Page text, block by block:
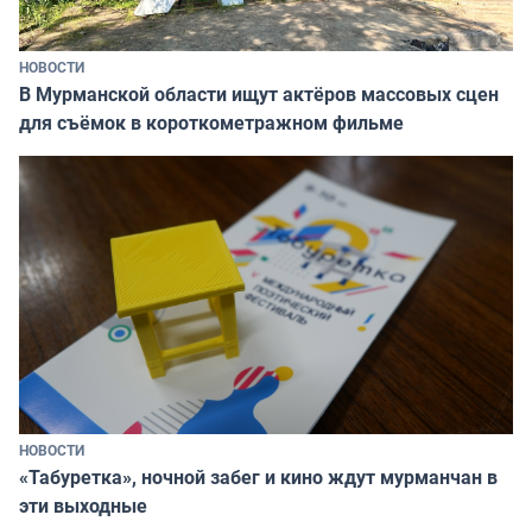
НОВОСТИ
В Мурманской области ищут актёров массовых сцен
для съёмок в короткометражном фильме
НОВОСТИ
«Табуретка», ночной забег и кино ждут мурманчан в
эти выходные